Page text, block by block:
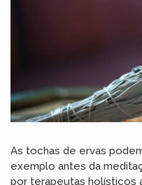
As tochas de ervas
exemplo antes da
por terapeutas holísticos